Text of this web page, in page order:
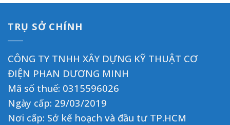
TRỤ SỞ CHÍNH
CÔNG TY TNHH XÂY DỰNG KỸ THUẬT CƠ
ĐIỆN PHAN DƯƠNG MINH
Mã số thuế: 0315596026
Ngày cấp: 29/03/2019
Nơi cấp: Sở kế hoạch và đầu tư TP.HCM